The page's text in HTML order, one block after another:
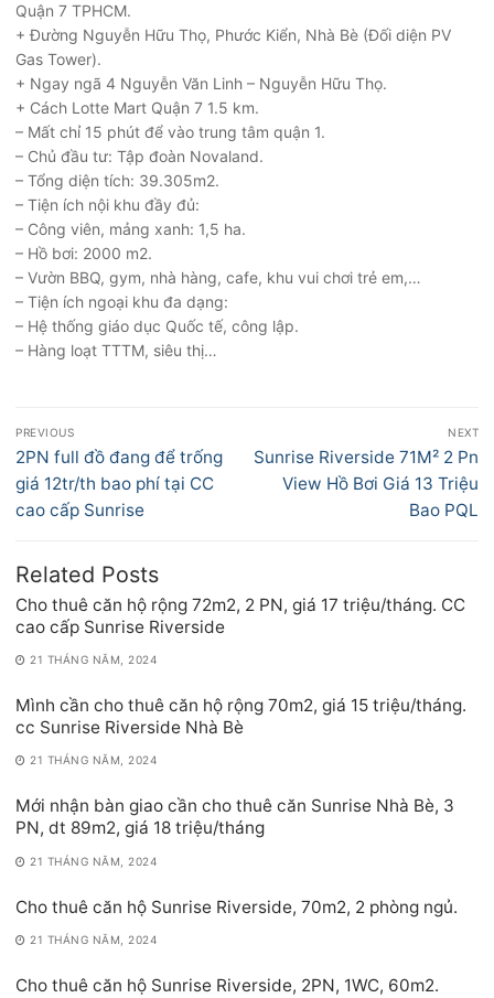
Quận 7 TPHCM.
+ Đường Nguyễn Hữu Thọ, Phước Kiển, Nhà Bè (Đối diện PV
Gas Tower).
+ Ngay ngã 4 Nguyễn Văn Linh – Nguyễn Hữu Thọ.
+ Cách Lotte Mart Quận 7 1.5 km.
– Mất chỉ 15 phút để vào trung tâm quận 1.
– Chủ đầu tư: Tập đoàn Novaland.
– Tổng diện tích: 39.305m2.
– Tiện ích nội khu đầy đủ:
– Công viên, mảng xanh: 1,5 ha.
– Hồ bơi: 2000 m2.
– Vườn BBQ, gym, nhà hàng, cafe, khu vui chơi trẻ em,…
– Tiện ích ngoại khu đa dạng:
– Hệ thống giáo dục Quốc tế, công lập.
– Hàng loạt TTTM, siêu thị…
Điều
hướng
bài
viết
PREVIOUS
Previous
post:
2PN full đồ đang để trống
giá 12tr/th bao phí tại CC
cao cấp Sunrise
NEXT
Next
post:
Sunrise Riverside 71M² 2 Pn
View Hồ Bơi Giá 13 Triệu
Bao PQL
Related Posts
Cho thuê căn hộ rộng 72m2, 2 PN, giá 17 triệu/tháng. CC
cao cấp Sunrise Riverside
21 THÁNG NĂM, 2024
Mình cần cho thuê căn hộ rộng 70m2, giá 15 triệu/tháng.
cc Sunrise Riverside Nhà Bè
21 THÁNG NĂM, 2024
Mới nhận bàn giao cần cho thuê căn Sunrise Nhà Bè, 3
PN, dt 89m2, giá 18 triệu/tháng
21 THÁNG NĂM, 2024
Cho thuê căn hộ Sunrise Riverside, 70m2, 2 phòng ngủ.
21 THÁNG NĂM, 2024
Cho thuê căn hộ Sunrise Riverside, 2PN, 1WC, 60m2.